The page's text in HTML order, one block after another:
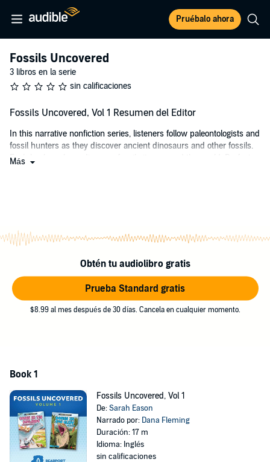
Pruébalo ahora
Fossils Uncovered
3 libros en la serie
sin calificaciones
Fossils Uncovered, Vol 1 Resumen del Editor
In this narrative nonfiction series, listeners follow paleontologists and
fossil hunters as they discover ancient dinosaurs and other fossils.
Each book explores dinosaur fossil sites around the world. Perfect
Más
Obtén tu audiolibro gratis
Prueba Standard gratis
$8.99 al mes después de 30 días. Cancela en cualquier momento.
Book 1
Fossils Uncovered, Vol 1
De:Sarah Eason
Narrado por: Dana Fleming
Duración: 17 m
Idioma: Inglés
sin calificaciones